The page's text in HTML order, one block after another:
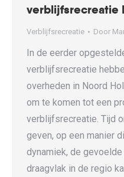
verblijfsrecreatie
Verblijfsrecreatie Door
In de eerder
verblijfsrecreatie
overheden in Noord
om te komen tot een
verblijfsrecreatie. Tijd
geven, op een manier
dynamiek, de
draagvlak in de regio